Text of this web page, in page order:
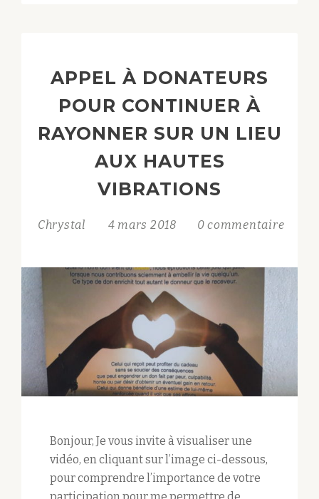
APPEL À DONATEURS
POUR CONTINUER À
RAYONNER SUR UN LIEU
AUX HAUTES
VIBRATIONS
Chrystal 4 mars 2018 0 commentaire
Bonjour, Je vous invite à visualiser une
vidéo, en cliquant sur l’image ci-dessous,
pour comprendre l’importance de votre